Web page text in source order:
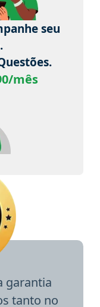
seu
mês
garantia
tanto no